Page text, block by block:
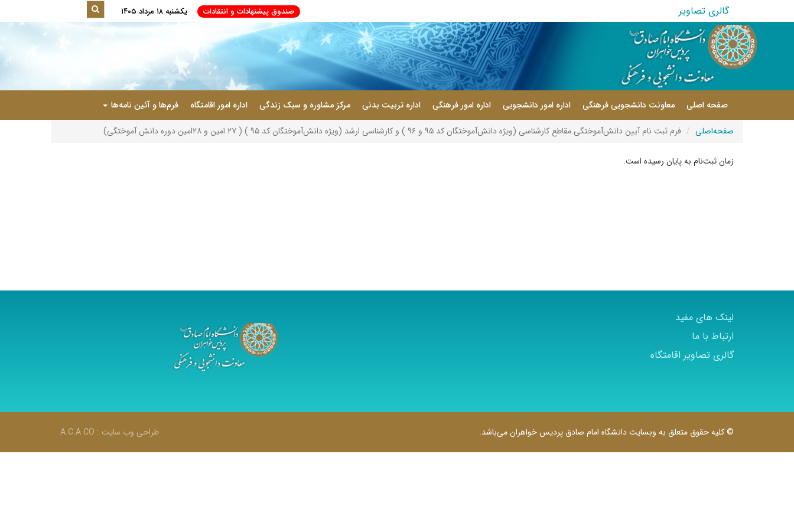
گالری تصاویر صندوق پیشنهادات و انتقادات یکشنبه ۱۸ مرداد ۱۴۰۵
صفحه اصلی معاونت دانشجویی فرهنگی اداره امور دانشجویی اداره امور فرهنگی اداره تربیت بدنی مرکز مشاوره و سبک زندگی اداره امور اقامتگاه فرم‌ها و آئین نامه‌ها
صفحه‌اصلی فرم ثبت نام آیین دانش‌آموختگی مقاطع کارشناسی (ویژه دانش‌آموختگان کد ۹۵ و ۹۶ ) و کارشناسی ارشد (ویژه دانش‌آموختگان کد ۹۵ ) ( ۲۷ امین و ۲۸امین دوره دانش آموختگی)
زمان ثبت‌نام به پایان رسیده است.
لینک های مفید
ارتباط با ما
گالری تصاویر اقامتگاه
© کلیه حقوق متعلق به وبسایت دانشگاه امام صادق پردیس خواهران می‌باشد. طراحی وب سایت : A.C.A CO